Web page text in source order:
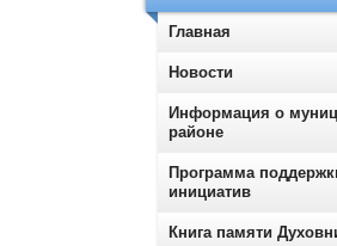
Главная
Новости
Информация о
районе
Программа
инициатив
Книга памяти